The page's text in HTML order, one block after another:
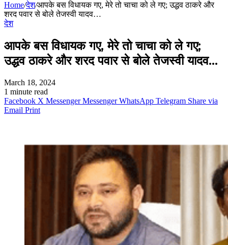
Home/देश/आपके बस विधायक गए, मेरे तो चाचा को ले गए; उद्धव ठाकरे और
शरद पवार से बोले तेजस्वी यादव…
देश
आपके बस विधायक गए, मेरे तो चाचा को ले गए;
उद्धव ठाकरे और शरद पवार से बोले तेजस्वी यादव…
March 18, 2024
1 minute read
Facebook X Messenger Messenger WhatsApp Telegram Share via
Email Print